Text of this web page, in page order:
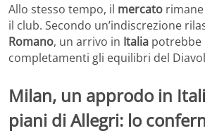
Allo stesso tempo, il mercato
il club. Secondo un’indiscrezione
Romano, un arrivo in Italia potrebbe
completamenti gli equilibri del
Milan, un approdo in
piani di Allegri: lo